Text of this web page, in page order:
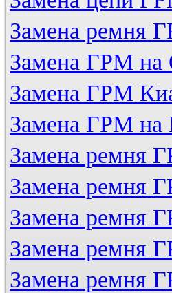
Замена ремня
Замена ГРМ на
Замена ГРМ
Замена ГРМ на
Замена ремня
Замена ремня
Замена ремня
Замена ремня
Замена ремня